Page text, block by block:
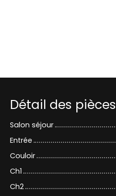
Détail des pièces
Salon séjour
Entrée
Couloir
Ch1
Ch2